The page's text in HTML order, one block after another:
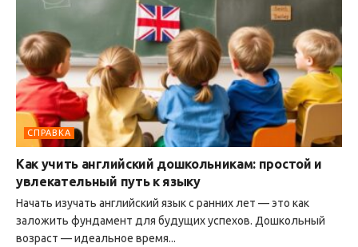
СПРАВКА
Как учить английский дошкольникам: простой и
увлекательный путь к языку
Начать изучать английский язык с ранних лет — это как
заложить фундамент для будущих успехов. Дошкольный
возраст — идеальное время...